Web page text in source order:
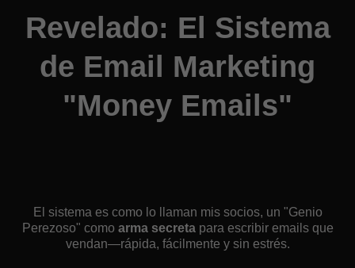
Revelado: El Sistema
de Email Marketing
"Money Emails"
El sistema es como lo llaman mis socios, un "Genio
Perezoso" como arma secretapara escribir emails que
vendan—rápida, fácilmente y sin estrés.